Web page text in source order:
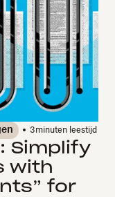
3minuten leestijd
Simplify
with
for